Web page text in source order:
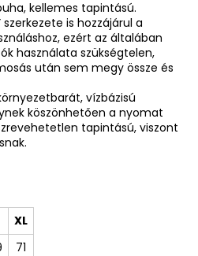
kellemes tapintású.
szerkezete is hozzájárul a
ezért az általában
használata szükségtelen,
után sem megy össze és
vízbázisú
köszönhetően a nyomat
tapintású, viszont
XL
71